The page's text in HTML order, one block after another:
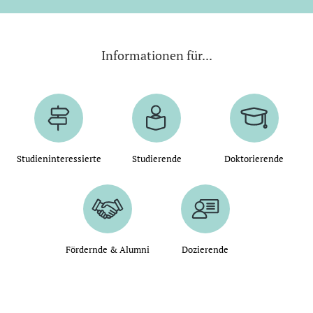
Informationen für...
Studieninteressierte Studierende Doktorierende
Fördernde & Alumni Dozierende